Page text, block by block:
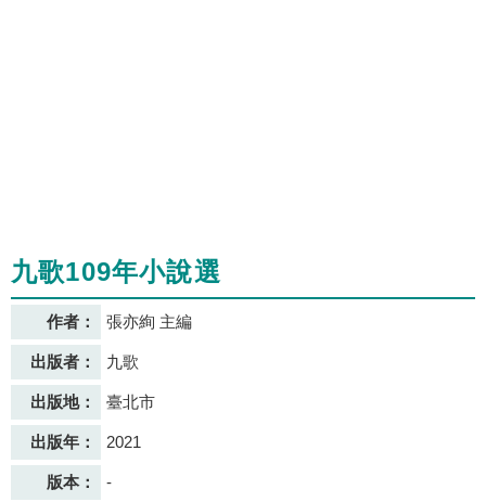
九歌109年小說選
作者： 張亦絢 主編
出版者： 九歌
出版地： 臺北市
出版年： 2021
版本： -